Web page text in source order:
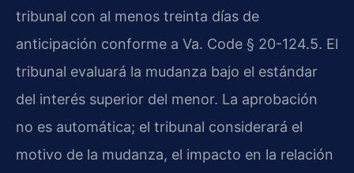
tribunal con al menos treinta días de
anticipación conforme a Va. Code § 20-124.5. El
tribunal evaluará la mudanza bajo el estándar
del interés superior del menor. La aprobación
no es automática; el tribunal considerará el
motivo de la mudanza, el impacto en la relación